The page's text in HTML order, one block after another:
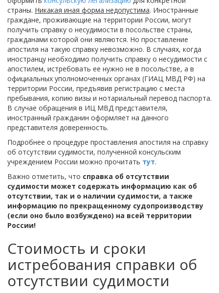
страны. Никакая иная форма недопустима. Иностранные
граждане, проживающие на территории России, могут
получить справку о несудимости в посольстве страны,
гражданами которой они являются. Но проставление
апостиля на такую справку невозможно. В случаях, когда
иностранцу необходимо получить справку о несудимости с
апостилем, истребовать ее нужно не в посольстве, а в
официальных уполномоченных органах (ГИАЦ МВД РФ) на
территории России, предъявив регистрацию с места
пребывания, копию визы и нотариальный перевод паспорта.
В случае обращения в ИЦ МВД представителя,
иностранный гражданин оформляет на данного
представителя доверенность.
Подробнее о процедуре проставления апостиля на справку
об отсутствии судимости, полученной консульским
учреждением России можно прочитать тут.
Важно отметить, что справка об отсутствии
судимости может содержать информацию как об
отсутствии, так и о наличии судимости, а также
информацию по прекращенному судопроизводству
(если оно было возбуждено) на всей территории
России!
Стоимость и сроки
истребования справки об
отсутствии судимости